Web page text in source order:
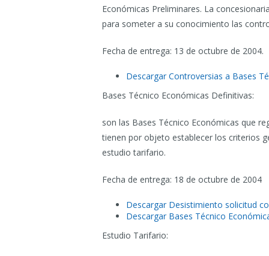
Económicas Preliminares. La
para someter a su conocimiento las
Fecha de entrega: 13 de octubre de 2004.
Descargar Controversias a Bases
Bases Técnico Económicas Definitivas:
son las Bases Técnico Económicas que
tienen por objeto establecer los criterios
estudio tarifario.
Fecha de entrega: 18 de octubre de 2004
Descargar Desistimiento solicitud
Descargar Bases Técnico
Estudio Tarifario: